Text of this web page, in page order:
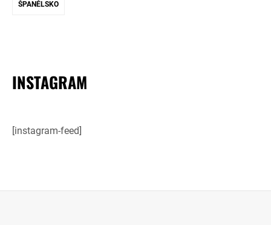
ŠPANĚLSKO
INSTAGRAM
[instagram-feed]